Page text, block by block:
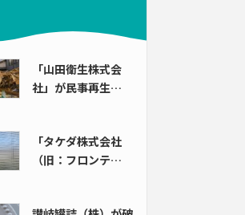
「山田衛生株式会
社」が民事再生…
「タケダ株式会社
（旧：フロンテ…